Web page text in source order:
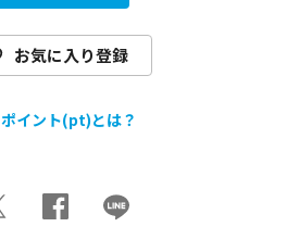
お気に入り登録
ポイント(pt)とは？